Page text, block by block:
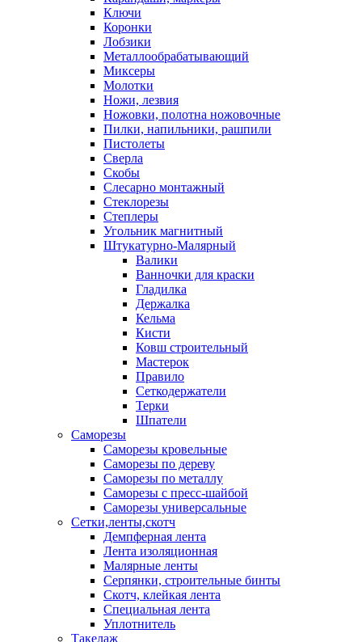
Ключи
Коронки
Лобзики
Металлообрабатывающий
Миксеры
Молотки
Ножи, лезвия
Ножовки, полотна ножовочные
Пилки, напильники, рашпили
Пистолеты
Сверла
Скобы
Слесарно монтажный
Стеклорезы
Степлеры
Угольник магнитный
Штукатурно-Малярный
Валики
Ванночки для краски
Гладилка
Держалка
Кельма
Кисти
Ковш строительный
Мастерок
Правило
Сеткодержатели
Терки
Шпатели
Саморезы
Саморезы кровельные
Саморезы по дереву
Саморезы по металлу
Саморезы с пресс-шайбой
Саморезы универсальные
Сетки,ленты,скотч
Демпферная лента
Лента изоляционная
Малярные ленты
Серпянки, строительные бинты
Скотч, клейкая лента
Специальная лента
Уплотнитель
Такелаж